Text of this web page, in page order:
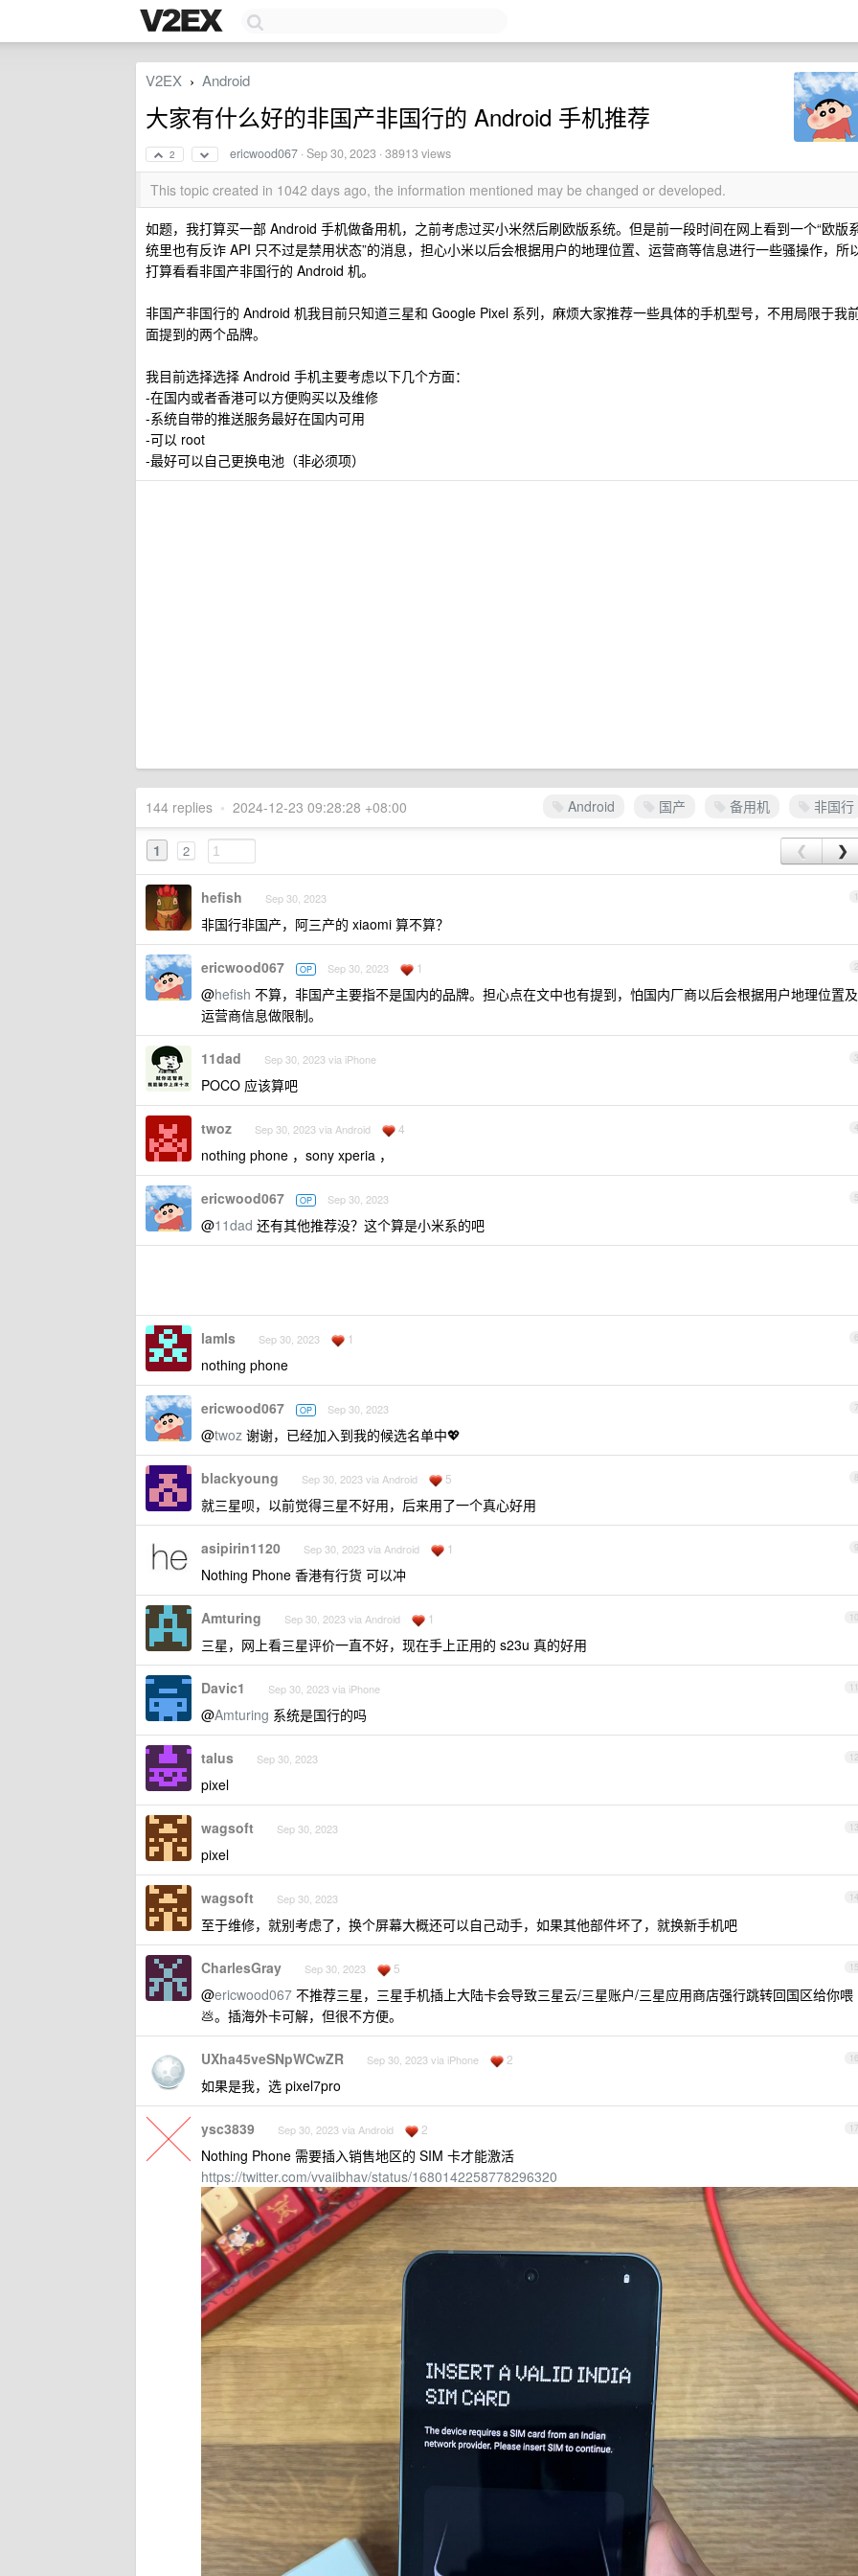
V2EX › Android
大家有什么好的非国产非国行的 Android 手机推荐
2 ericwood067 ·Sep 30, 2023 · 38913 views
This topic created in 1042 days ago, the information mentioned may be changed or developed.
如题，我打算买一部 Android 手机做备用机，之前考虑过买小米然后刷欧版系统。但是前一段时间在网上看到一个“欧版
统里也有反诈 API 只不过是禁用状态”的消息，担心小米以后会根据用户的地理位置、运营商等信息进行一些骚操作，所
打算看看非国产非国行的 Android 机。
非国产非国行的 Android 机我目前只知道三星和 Google Pixel 系列，麻烦大家推荐一些具体的手机型号，不用局限于我
面提到的两个品牌。
我目前选择选择 Android 手机主要考虑以下几个方面：
-在国内或者香港可以方便购买以及维修
-系统自带的推送服务最好在国内可用
-可以 root
-最好可以自己更换电池（非必须项）
Android 国产 备用机 非国行
144 replies • 2024-12-23 09:28:28 +08:00
1 2 ❮ ❯
1
hefish Sep 30, 2023
非国行非国产，阿三产的 xiaomi 算不算？
2
ericwood067 OP Sep 30, 2023 1
@hefish 不算，非国产主要指不是国内的品牌。担心点在文中也有提到，怕国内厂商以后会根据用户地理位置及
运营商信息做限制。
3
11dad Sep 30, 2023 via iPhone
POCO 应该算吧
4
twoz Sep 30, 2023 via Android 4
nothing phone ，sony xperia ，
5
ericwood067 OP Sep 30, 2023
@11dad 还有其他推荐没？这个算是小米系的吧
6
lamls Sep 30, 2023 1
nothing phone
7
ericwood067 OP Sep 30, 2023
@twoz 谢谢，已经加入到我的候选名单中💖
8
blackyoung Sep 30, 2023 via Android 5
就三星呗，以前觉得三星不好用，后来用了一个真心好用
9
asipirin1120 Sep 30, 2023 via Android 1
Nothing Phone 香港有行货 可以冲
10
Amturing Sep 30, 2023 via Android 1
三星，网上看三星评价一直不好，现在手上正用的 s23u 真的好用
11
Davic1 Sep 30, 2023 via iPhone
@Amturing 系统是国行的吗
12
talus Sep 30, 2023
pixel
13
wagsoft Sep 30, 2023
pixel
14
wagsoft Sep 30, 2023
至于维修，就别考虑了，换个屏幕大概还可以自己动手，如果其他部件坏了，就换新手机吧
15
CharlesGray Sep 30, 2023 5
@ericwood067 不推荐三星，三星手机插上大陆卡会导致三星云/三星账户/三星应用商店强行跳转回国区给你喂
💩。插海外卡可解，但很不方便。
16
UXha45veSNpWCwZR Sep 30, 2023 via iPhone 2
如果是我，选 pixel7pro
17
ysc3839 Sep 30, 2023 via Android 2
Nothing Phone 需要插入销售地区的 SIM 卡才能激活
https://twitter.com/vvaiibhav/status/1680142258778296320